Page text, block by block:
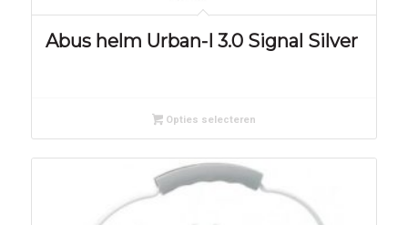
Abus helm Urban-I 3.0 Signal Silver
Opties selecteren